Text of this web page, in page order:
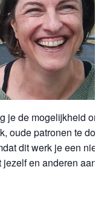
je de mogelijkheid om
oude patronen te
dit werk je een
en anderen